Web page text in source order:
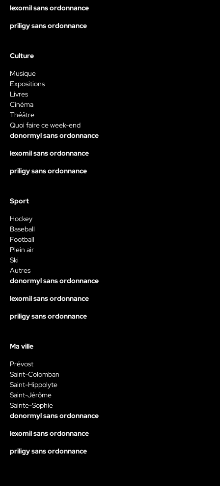
lexomil sans ordonnance
priligy sans ordonnance
Culture
Musique
Expositions
Livres
Cinéma
Théâtre
Quoi faire ce week-end
donormyl sans ordonnance
lexomil sans ordonnance
priligy sans ordonnance
Sport
Hockey
Baseball
Football
Plein air
Ski
Autres
donormyl sans ordonnance
lexomil sans ordonnance
priligy sans ordonnance
Ma ville
Prévost
Saint-Colomban
Saint-Hippolyte
Saint-Jérôme
Sainte-Sophie
donormyl sans ordonnance
lexomil sans ordonnance
priligy sans ordonnance